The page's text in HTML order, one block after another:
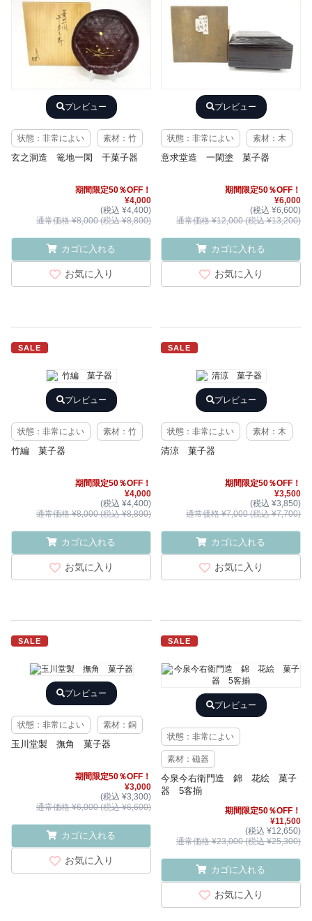
プレビュー
状態：非常によい 素材：竹
玄之洞造 篭地一閑 干菓子器
期間限定50％OFF！
¥4,000
(税込 ¥4,400)
通常価格 ¥8,000 (税込 ¥8,800)
カゴに入れる
お気に入り
プレビュー
状態：非常によい 素材：木
意求堂造 一閑塗 菓子器
期間限定50％OFF！
¥6,000
(税込 ¥6,600)
通常価格 ¥12,000 (税込 ¥13,200)
カゴに入れる
お気に入り
SALE
プレビュー
状態：非常によい 素材：竹
竹編 菓子器
期間限定50％OFF！
¥4,000
(税込 ¥4,400)
通常価格 ¥8,000 (税込 ¥8,800)
カゴに入れる
お気に入り
SALE
プレビュー
状態：非常によい 素材：木
清涼 菓子器
期間限定50％OFF！
¥3,500
(税込 ¥3,850)
通常価格 ¥7,000 (税込 ¥7,700)
カゴに入れる
お気に入り
SALE
プレビュー
状態：非常によい 素材：銅
玉川堂製 撫角 菓子器
期間限定50％OFF！
¥3,000
(税込 ¥3,300)
通常価格 ¥6,000 (税込 ¥6,600)
カゴに入れる
お気に入り
SALE
プレビュー
状態：非常によい
素材：磁器
今泉今右衛門造 錦 花絵 菓子
器 5客揃
期間限定50％OFF！
¥11,500
(税込 ¥12,650)
通常価格 ¥23,000 (税込 ¥25,300)
カゴに入れる
お気に入り